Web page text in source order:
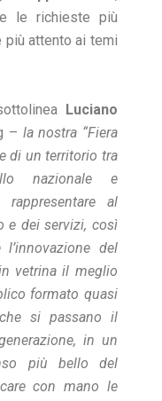
le richieste più
attento ai temi
Luciano
– la nostra “Fiera
di un territorio tra
nazionale e
al
e dei servizi, così
del
vetrina il meglio
formato quasi
si passano il
in un
più bello del
con mano le